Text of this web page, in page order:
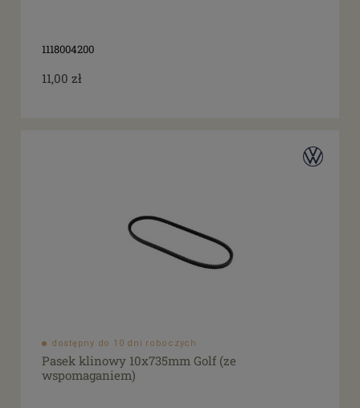
1118004200
11,00 zł
dostępny do 10 dni roboczych
Pasek klinowy 10x735mm Golf (ze
wspomaganiem)